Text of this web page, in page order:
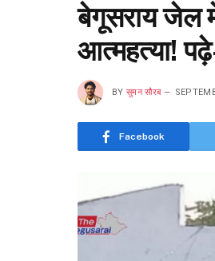
बेगूसराय जेल
आत्महत्या!
BY सुमन सौरब
Facebook